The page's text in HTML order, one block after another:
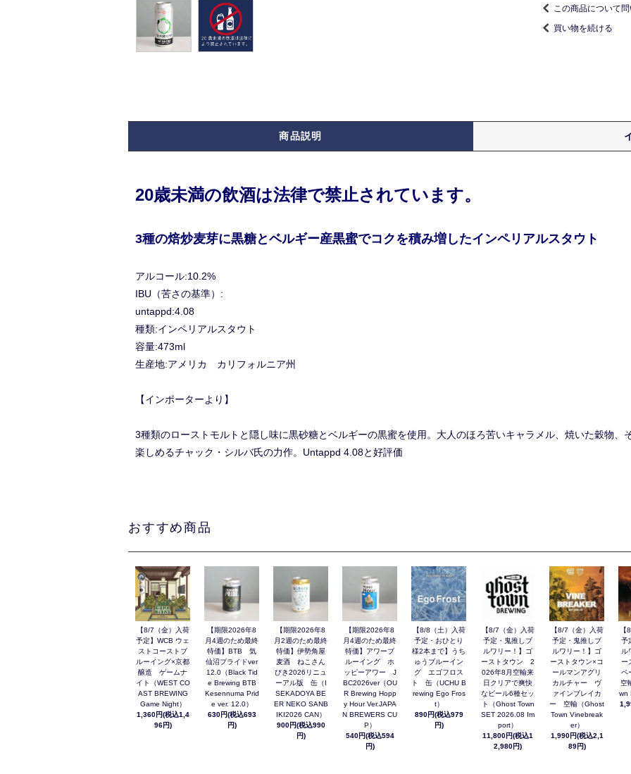
この商品について
買い物を続ける
商品説明
20歳未満の飲酒は法律で禁止されています。
3種の焙炒麦芽に黒糖とベルギー産黒蜜でコクを積み増したインペリアルスタウト
アルコール:10.2%
IBU（苦さの基準）:
untappd:4.08
種類:インペリアルスタウト
容量:473ml
生産地:アメリカ カリフォルニア州
【インポーターより】
3種類のローストモルトと隠し味に黒砂糖とベルギーの黒蜜を使用。大人のほろ苦いキャラメル、焼いた穀物、
楽しめるチャック・シルバ氏の力作。Untappd 4.08と好評価
おすすめ商品
【8/7（金）入荷
予定】WCB ウェ
ストコーストブ
ルーイング×京都
醸造 ゲームナ
イト（WEST CO
AST BREWING
Game Night）
1,360円(税込1,4
96円)
【期限2026年8
月4週のため最終
特価】BTB 気
仙沼プライドver
12.0（Black Tid
e Brewing BTB
Kesennuma Prid
e ver. 12.0）
630円(税込693
円)
【期限2026年8
月2週のため最終
特価】伊勢角屋
麦酒 ねこさん
びき2026リニュ
ーアル版 缶（I
SEKADOYA BE
ER NEKO SANB
IKI2026 CAN）
900円(税込990
円)
【期限2026年8
月4週のため最終
特価】アワーブ
ルーイング ホ
ッピーアワー J
BC2026ver（OU
R Brewing Hopp
y Hour Ver.JAPA
N BREWERS CU
P）
540円(税込594
円)
【8/8（土）入荷
予定・おひとり
様2本まで】うち
ゅうブルーイン
グ エゴフロス
ト 缶（UCHU B
rewing Ego Fros
t）
890円(税込979
円)
【8/7（金）入荷
予定・鬼推しブ
ルワリー！】ゴ
ーストタウン 2
026年8月空輸来
日クリアで爽快
なビール6種セッ
ト（Ghost Town
SET 2026.08 Im
port）
11,800円(税込1
2,980円)
【8/7（金）入荷
予定・鬼推しブ
ルワリー！】ゴ
ーストタウン×コ
ールマンアグリ
カルチャー ヴ
ァインブレイカ
ー 空輸（Ghost
Town Vinebreak
er）
1,990円(税込2,1
89円)
【
予
ル
ー
ペ
空
wn